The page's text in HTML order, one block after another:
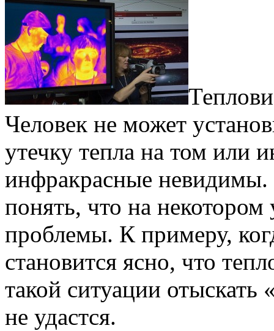
Человек не может
утечку тепла на том или
инфракрасные невидимы.
понять, что на
проблемы. К примеру,
становится ясно, что
такой ситуации
не удастся.